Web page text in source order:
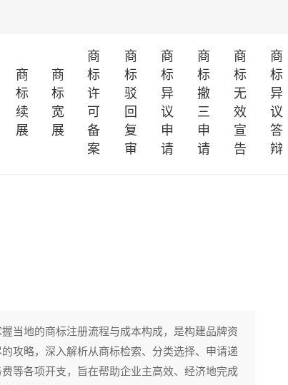
商
标
续
展
商
标
宽
展
商
标
许
可
备
案
商
标
驳
回
复
审
商
标
异
议
申
请
商
标
撤
三
申
请
商
标
无
效
宣
告
商
标
异
议
答
辩
当地的商标注册流程与成本构成，是构建品牌资
攻略，深入解析从商标检索、分类选择、申请递
等各项开支，旨在帮助企业主高效、经济地完成